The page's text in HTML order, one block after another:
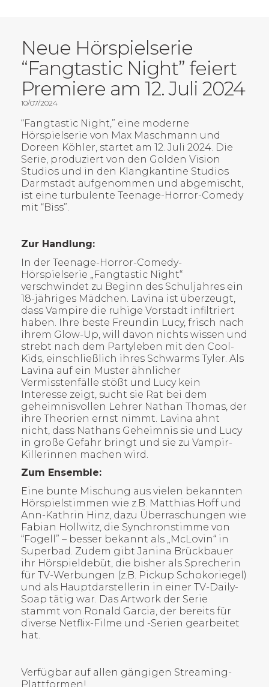
Neue Hörspielserie
“Fangtastic Night” feiert
Premiere am 12. Juli 2024
10/07/2024
“Fangtastic Night,” eine moderne
Hörspielserie von Max Maschmann und
Doreen Köhler, startet am 12. Juli 2024. Die
Serie, produziert von den Golden Vision
Studios und in den Klangkantine Studios
Darmstadt aufgenommen und abgemischt,
ist eine turbulente Teenage-Horror-Comedy
mit “Biss”.
Zur Handlung:
In der Teenage-Horror-Comedy-
Hörspielserie „Fangtastic Night“
verschwindet zu Beginn des Schuljahres ein
18-jähriges Mädchen. Lavina ist überzeugt,
dass Vampire die ruhige Vorstadt infiltriert
haben. Ihre beste Freundin Lucy, frisch nach
ihrem Glow-Up, will davon nichts wissen und
strebt nach dem Partyleben mit den Cool-
Kids, einschließlich ihres Schwarms Tyler. Als
Lavina auf ein Muster ähnlicher
Vermisstenfälle stößt und Lucy kein
Interesse zeigt, sucht sie Rat bei dem
geheimnisvollen Lehrer Nathan Thomas, der
ihre Theorien ernst nimmt. Lavina ahnt
nicht, dass Nathans Geheimnis sie und Lucy
in große Gefahr bringt und sie zu Vampir-
Killerinnen machen wird.
Zum Ensemble:
Eine bunte Mischung aus vielen bekannten
Hörspielstimmen wie z.B. Matthias Hoff und
Ann-Kathrin Hinz, dazu Überraschungen wie
Fabian Hollwitz, die Synchronstimme von
“Fogell” – besser bekannt als „McLovin“ in
Superbad. Zudem gibt Janina Brückbauer
ihr Hörspieldebüt, die bisher als Sprecherin
für TV-Werbungen (z.B. Pickup Schokoriegel)
und als Hauptdarstellerin in einer TV-Daily-
Soap tätig war. Das Artwork der Serie
stammt von Ronald Garcia, der bereits für
diverse Netflix-Filme und -Serien gearbeitet
hat.
Verfügbar auf allen gängigen Streaming-
Plattformen!